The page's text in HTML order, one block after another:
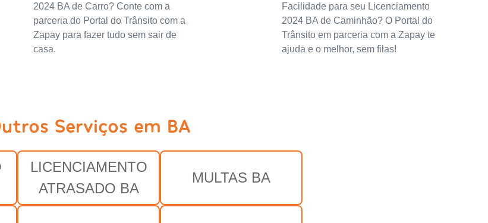
2024 BA de Carro? Conte com a
parceria do Portal do Trânsito com a
Zapay para fazer tudo sem sair de
casa.
Facilidade para seu Licenciamento
2024 BA de Caminhão? O Portal do
Trânsito em parceria com a Zapay te
ajuda e o melhor, sem filas!
Serviços em BA
LICENCIAMENTO
ATRASADO BA
MULTAS BA